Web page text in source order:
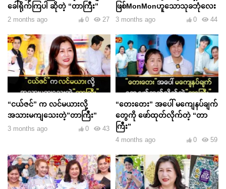
ခေါ်ရိုက်ကြပါ ဆိုတဲ့ “တာကြီး”
2 months ago 27
0
ဖြစ်MonMonဟူသောသုခဘုံလေး
3 months ago 44
0
“ငယ်ဇင်” က လင်မယားလို့
အသားမကျသေးတဲ့”တာကြီး”
3 months ago 43
0
“တေးတေး” အပေါ် မကျေနပ်ချက်
တွေကို ဖော်ထုတ်လိုက်တဲ့ “တာ
ကြီး”
4 months ago 59
0